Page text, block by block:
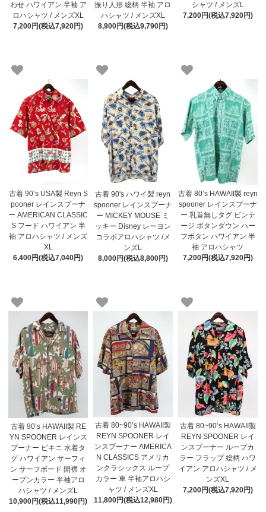
わせ ハワイアン 半袖 ア
ロハシャツ / メンズXL
7,200円(税込7,920円)
振り人形 総柄 半袖 アロ
ハシャツ / メンズXL
8,900円(税込9,790円)
シャツ / メンズL
7,200円(税込7,920円)
古着 90’s USA製 Reyn S
pooner レインスプーナ
ー AMERICAN CLASSIC
S フード ハワイアン 半
袖 アロハシャツ / メンズ
XL
6,400円(税込7,040円)
古着 90's ハワイ製 reyn
spooner レインスプーナ
ー MICKEY MOUSE ミ
ッキー Disney レーヨン
コラボアロハシャツ /メ
ンズL
8,000円(税込8,800円)
古着 80’s HAWAII製 reyn
spooner レインスプーナ
ー 乳首無しタグ ビンテ
ージ ボタンダウン ハー
フボタン ハワイアン 半
袖 アロハシャツ
7,200円(税込7,920円)
古着 90’s HAWAII製 RE
YN SPOONER レインス
プーナー ビキニ 水着タ
グ ハワイアン サーフィ
ン サーフボード 開襟 オ
ープンカラー 半袖アロ
ハシャツ / メンズL
10,900円(税込11,990円)
古着 80~90’s HAWAII製
REYN SPOONER レイ
ンスプーナー AMERICA
N CLASSICS アメリカ
ンクラシックス ループ
カラー 車 半袖アロハシ
ャツ / メンズXL
11,800円(税込12,980円)
古着 80~90’s HAWAII製
REYN SPOONER レイ
ンスプーナー ループカ
ラー フラップ 総柄 ハワ
イアン アロハシャツ / メ
ンズXL
7,200円(税込7,920円)